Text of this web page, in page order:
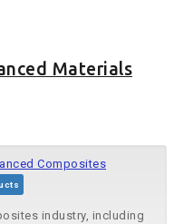
Materials
Composites
industry, including